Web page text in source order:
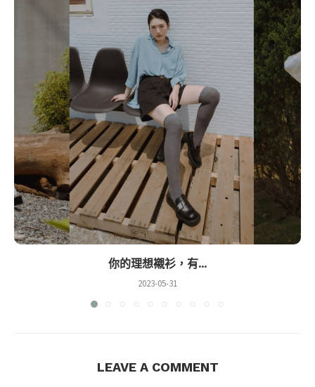
你的理想襯衫，有...
2023-05-31
LEAVE A COMMENT